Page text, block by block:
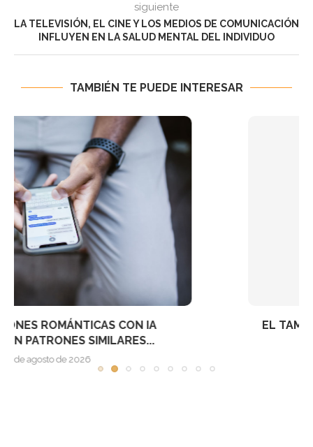
siguiente
LA TELEVISIÓN, EL CINE Y LOS MEDIOS DE COMUNICACIÓN
INFLUYEN EN LA SALUD MENTAL DEL INDIVIDUO
TAMBIÉN TE PUEDE INTERESAR
EL TAMAÑO Y LA FORMA DE LAS PARTÍCULAS...
27 de julio de 2026